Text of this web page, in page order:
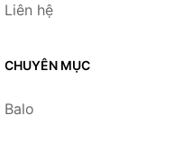
Liên hệ
CHUYÊN MỤC
Balo